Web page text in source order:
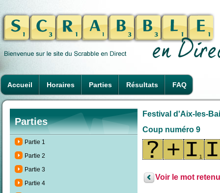
Accueil Horaires Parties Résultats FAQ
Parties
Partie 1
Partie 2
Partie 3
Partie 4
Festival d'Aix-les-
Coup numéro 9
Voir le mot